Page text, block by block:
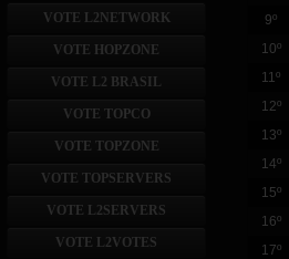
VOTE L2NETWORK
VOTE HOPZONE
VOTE L2 BRASIL
VOTE TOPCO
VOTE TOPZONE
VOTE TOPSERVERS
VOTE L2SERVERS
VOTE L2VOTES
9º
10º
11º
12º
13º
14º
15º
16º
17º